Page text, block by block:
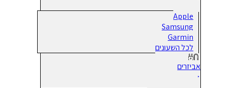
Apple
Samsung
Garmin
לכל השעונים
אביזרים